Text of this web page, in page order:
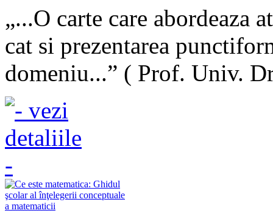
„...O carte care abordeaza
cat si prezentarea
domeniu...” ( Prof. Univ.